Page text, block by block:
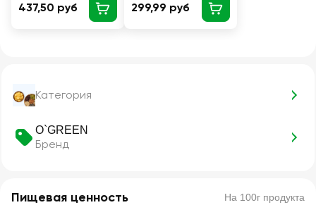
Категория
O`GREEN
Бренд
Пищевая ценность На 100г продукта
437,50 руб 299,99 руб